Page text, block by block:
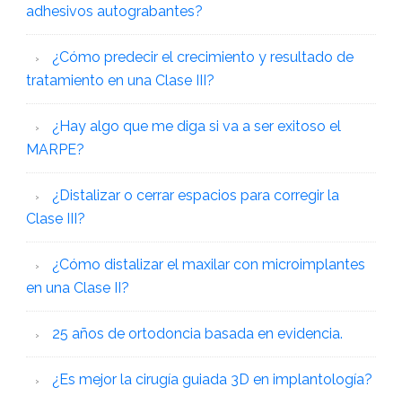
adhesivos autograbantes?
¿Cómo predecir el crecimiento y resultado de
tratamiento en una Clase III?
¿Hay algo que me diga si va a ser exitoso el
MARPE?
¿Distalizar o cerrar espacios para corregir la
Clase III?
¿Cómo distalizar el maxilar con microimplantes
en una Clase II?
25 años de ortodoncia basada en evidencia.
¿Es mejor la cirugía guiada 3D en implantología?